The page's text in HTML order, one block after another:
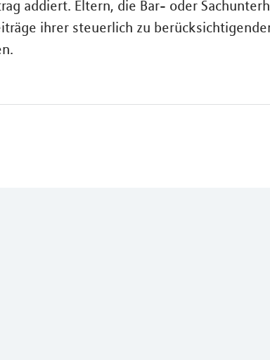
addiert. Eltern, die Bar- oder
ihrer steuerlich zu